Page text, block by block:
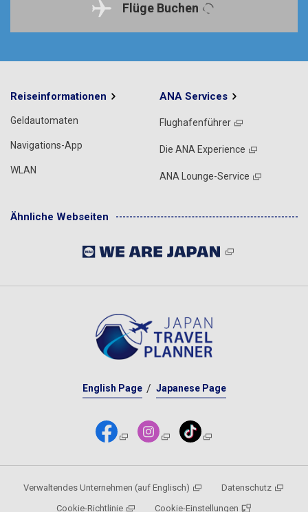
Flüge Buchen
Reiseinformationen
Geldautomaten
Navigations-App
WLAN
ANA Services
Flughafenführer
Die ANA Experience
ANA Lounge-Service
Ähnliche Webseiten
English Page Japanese Page
Verwaltendes Unternehmen (auf Englisch)
Datenschutz
Cookie-Richtlinie
Cookie-Einstellungen